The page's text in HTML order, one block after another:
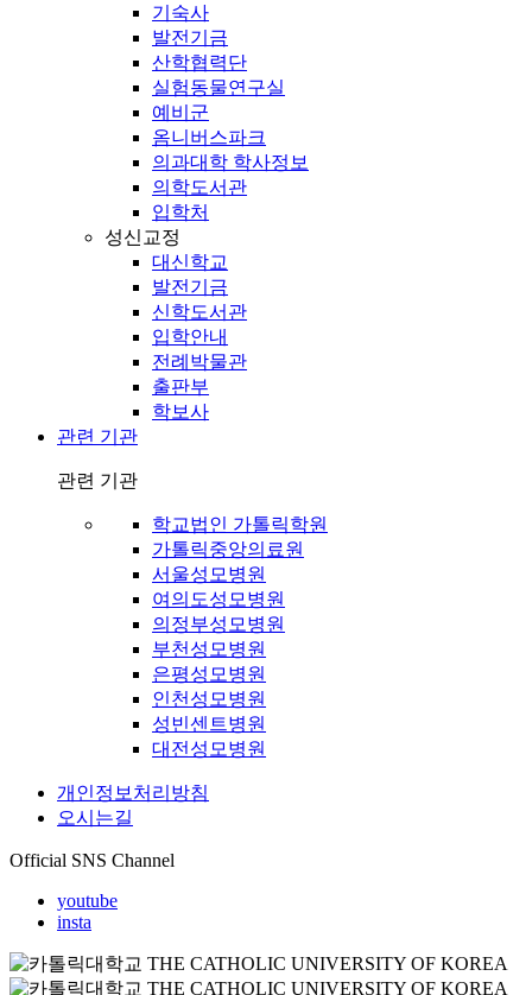
기숙사
발전기금
산학협력단
실험동물연구실
예비군
옴니버스파크
의과대학 학사정보
의학도서관
입학처
성신교정
대신학교
발전기금
신학도서관
입학안내
전례박물관
출판부
학보사
관련 기관
관련 기관
학교법인 가톨릭학원
가톨릭중앙의료원
서울성모병원
여의도성모병원
의정부성모병원
부천성모병원
은평성모병원
인천성모병원
성빈센트병원
대전성모병원
개인정보처리방침
오시는길
Official SNS Channel
youtube
insta